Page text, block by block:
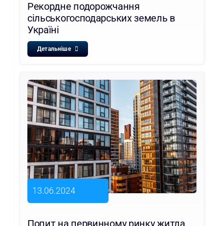
Рекордне подорожчання
сільськогосподарських земель в
Україні
Детальніше
13.06.2024
Попит на первинному ринку житла